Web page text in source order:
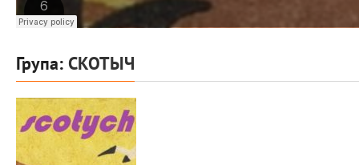
Група: СКОТЫЧ